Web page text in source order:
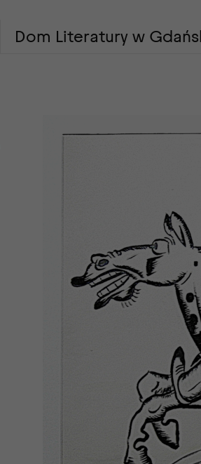
Dom Literatury w